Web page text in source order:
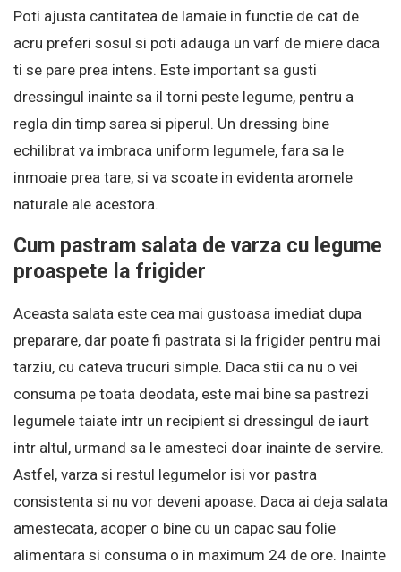
Poti ajusta cantitatea de lamaie in functie de cat de
acru preferi sosul si poti adauga un varf de miere daca
ti se pare prea intens. Este important sa gusti
dressingul inainte sa il torni peste legume, pentru a
regla din timp sarea si piperul. Un dressing bine
echilibrat va imbraca uniform legumele, fara sa le
inmoaie prea tare, si va scoate in evidenta aromele
naturale ale acestora.
Cum pastram salata de varza cu legume
proaspete la frigider
Aceasta salata este cea mai gustoasa imediat dupa
preparare, dar poate fi pastrata si la frigider pentru mai
tarziu, cu cateva trucuri simple. Daca stii ca nu o vei
consuma pe toata deodata, este mai bine sa pastrezi
legumele taiate intr un recipient si dressingul de iaurt
intr altul, urmand sa le amesteci doar inainte de servire.
Astfel, varza si restul legumelor isi vor pastra
consistenta si nu vor deveni apoase. Daca ai deja salata
amestecata, acoper o bine cu un capac sau folie
alimentara si consuma o in maximum 24 de ore. Inainte